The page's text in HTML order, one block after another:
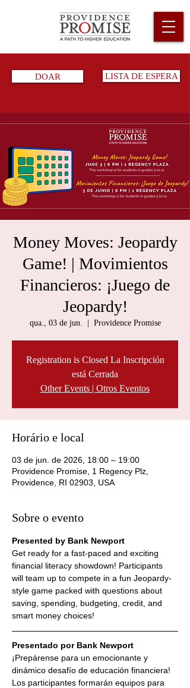
DOAR LISTA DE ESPERA
Money Moves: Jeopardy
Game! | Movimientos
Financieros: ¡Juego de
Jeopardy!
qua., 03 de jun. Providence Promise
Registration is Closed La Inscripción
está Cerrada
Other Events | Otros Eventos
Horário e local
03 de jun. de 2026, 18:00 – 19:00
Providence Promise, 1 Regency Plz,
Providence, RI 02903, USA
Sobre o evento
Presented by Bank Newport
Get ready for a fast-paced and exciting
financial literacy showdown! Participants
will team up to compete in a fun Jeopardy-
style game packed with questions about
saving, spending, budgeting, credit, and
smart money choices!
Presentado por Bank Newport
¡Prepárense para un emocionante y
dinámico desafío de educación financiera!
Los participantes formarán equipos para